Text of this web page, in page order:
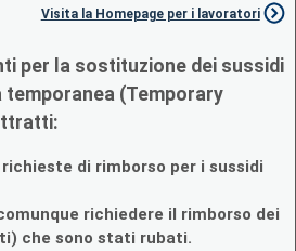
Visita la Homepage per i lavoratori
per la sostituzione dei sussidi
temporanea (Temporary
di rimborso per i sussidi
richiedere il rimborso dei
che sono stati rubati.